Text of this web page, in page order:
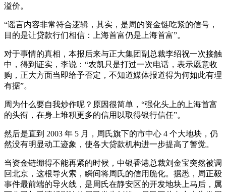
溢价。
“谣言内容非常符合逻辑，其实，是周的资金链吃紧的信号，
目的是让贷款行们相信：上海首富仍是上海首富”。
对于事情的真相，本报后来与正大集团副总裁李绍祝一次接触
中，得到证实，李说：“农凯只是打过一次电话，表示愿意收
购，正大方面当即给予否定，不知道媒体报道得为何如此有理
有据”。
周为什么要自我炒作呢？原因很简单，“强化头上的上海首富
的头衔，在身上堆积更多的信用以取得银行信任”。
然后是直到 2003 年 5 月，周氏旗下的市中心 4 个大地块，仍
然没有明显动工迹象，使各大贷款机构进一步提高了警觉。
当资金链绷得不能再紧的时候，中银香港总裁刘金宝突然被调
回北京，这根导火索，瞬间将周氏的信用脆化。据悉，周正毅
事件最前端的导火线，是周氏在静安区的开发地块上马后，属